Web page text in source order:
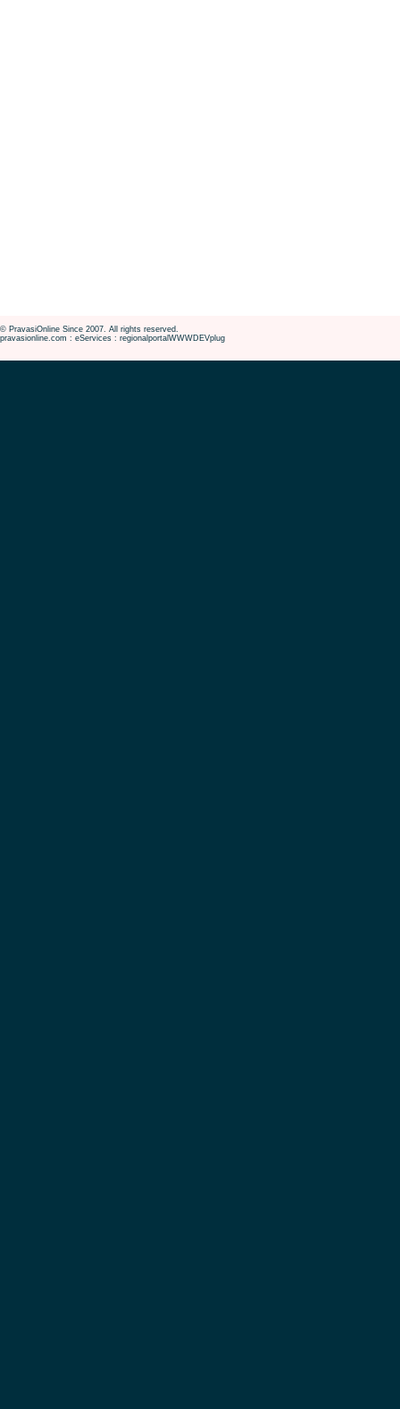
© PravasiOnline Since 2007. All rights reserved.
pravasionline.com : eServices : regionalportalWWWDEVplug